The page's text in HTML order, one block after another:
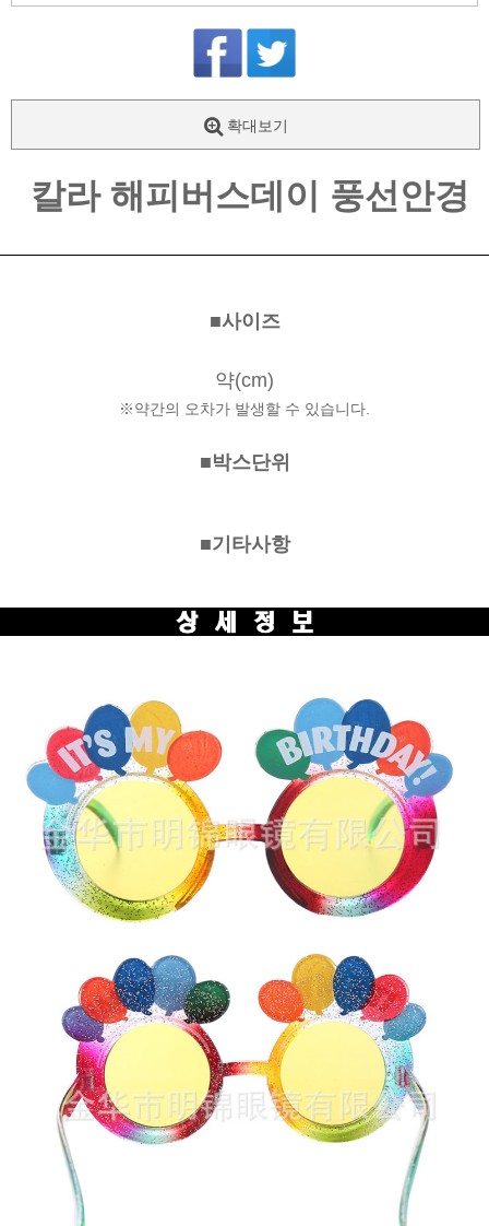
확대보기
칼라 해피버스데이 풍선안경
■사이즈
약(cm)
※약간의 오차가 발생할 수 있습니다.
■박스단위
■기타사항